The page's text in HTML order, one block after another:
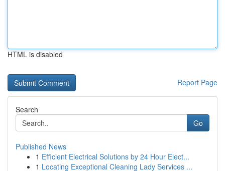
HTML is disabled
Report Page
Search
Go
Published News
1 Efficient Electrical Solutions by 24 Hour Elect...
1 Locating Exceptional Cleaning Lady Services ...